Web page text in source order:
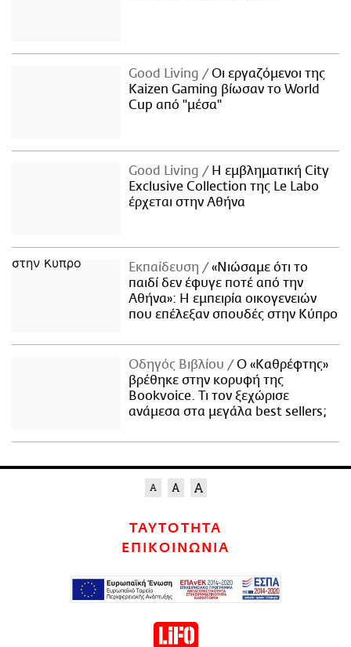
Good Living
Οι εργαζόμενοι της
Kaizen Gaming βίωσαν το World
Cup από "μέσα"
Good Living
Η εμβληματική City
Exclusive Collection της Le Labo
έρχεται στην Αθήνα
Εκπαίδευση
«Νιώσαμε ότι το
παιδί δεν έφυγε ποτέ από την
Αθήνα»: Η εμπειρία οικογενειών
που επέλεξαν σπουδές στην Κύπρο
Οδηγός Βιβλίου
Ο «Καθρέφτης»
βρέθηκε στην κορυφή της
Bookvoice. Τι τον ξεχώρισε
ανάμεσα στα μεγάλα best sellers;
ΤΑΥΤΟΤΗΤΑ
ΕΠΙΚΟΙΝΩΝΙΑ